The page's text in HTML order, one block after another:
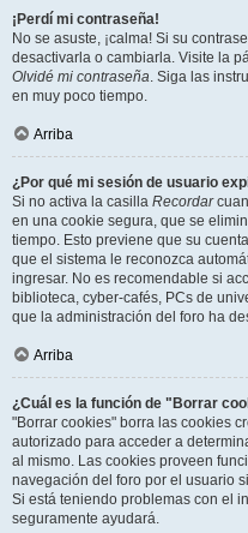
¡Perdí mi contraseña!
No se asuste, ¡calma! Si su
desactivarla o cambiarla. Visite la
Olvidé mi contraseña. Siga las
en muy poco tiempo.
Arriba
¿Por qué mi sesión de usuario
Si no activa la casilla Recordar
en una cookie segura, que se
tiempo. Esto previene que su
que el sistema le reconozca
ingresar. No es recomendable si
biblioteca, cyber-cafés, PCs de
que la administración del foro ha
Arriba
¿Cuál es la función de "Borrar
"Borrar cookies" borra las cookies
autorizado para acceder a
al mismo. Las cookies proveen
navegación del foro por el usuario
Si está teniendo problemas con el
seguramente ayudará.